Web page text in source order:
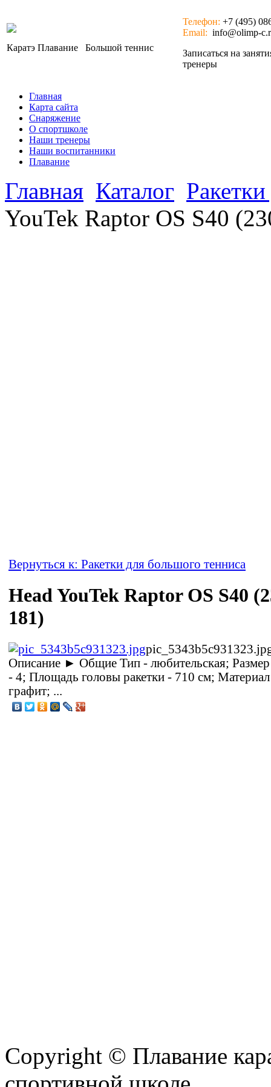
Каратэ Плавание Большой теннис
Телефон: +7 (495)
Email: info@olimp-
Записаться на
тренеры
Главная
Карта сайта
Снаряжение
О спортшколе
Наши тренеры
Наши воспитанники
Плавание
Главная Каталог
YouTek Raptor OS S40
Вернуться к: Ракетки для большого тенниса
Head YouTek Raptor OS S40
181)
Описание ► Общие Тип - любительская;
- 4; Площадь головы ракетки - 710 см;
графит; ...
Copyright © Плавание